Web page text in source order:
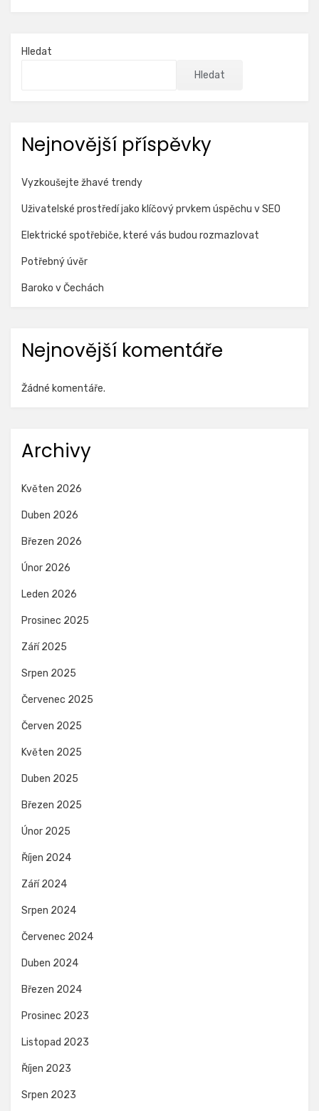
Hledat
Hledat
Nejnovější příspěvky
Vyzkoušejte žhavé trendy
Uživatelské prostředí jako klíčový prvkem úspěchu v SEO
Elektrické spotřebiče, které vás budou rozmazlovat
Potřebný úvěr
Baroko v Čechách
Nejnovější komentáře
Žádné komentáře.
Archivy
Květen 2026
Duben 2026
Březen 2026
Únor 2026
Leden 2026
Prosinec 2025
Září 2025
Srpen 2025
Červenec 2025
Červen 2025
Květen 2025
Duben 2025
Březen 2025
Únor 2025
Říjen 2024
Září 2024
Srpen 2024
Červenec 2024
Duben 2024
Březen 2024
Prosinec 2023
Listopad 2023
Říjen 2023
Srpen 2023